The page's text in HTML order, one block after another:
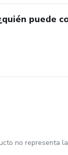
puede
no representa